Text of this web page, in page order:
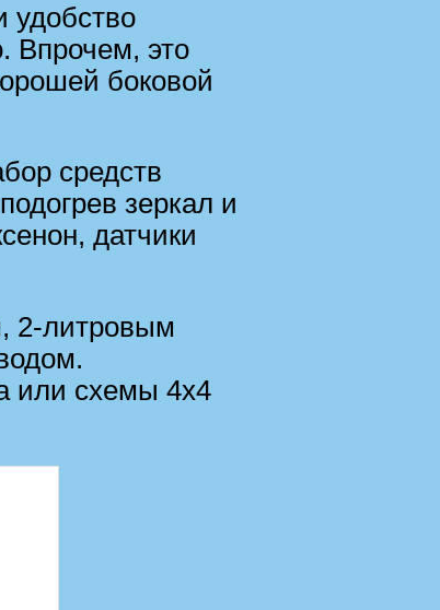
удобство
Впрочем, это
боковой
средств
зеркал и
датчики
2-литровым
или схемы 4х4